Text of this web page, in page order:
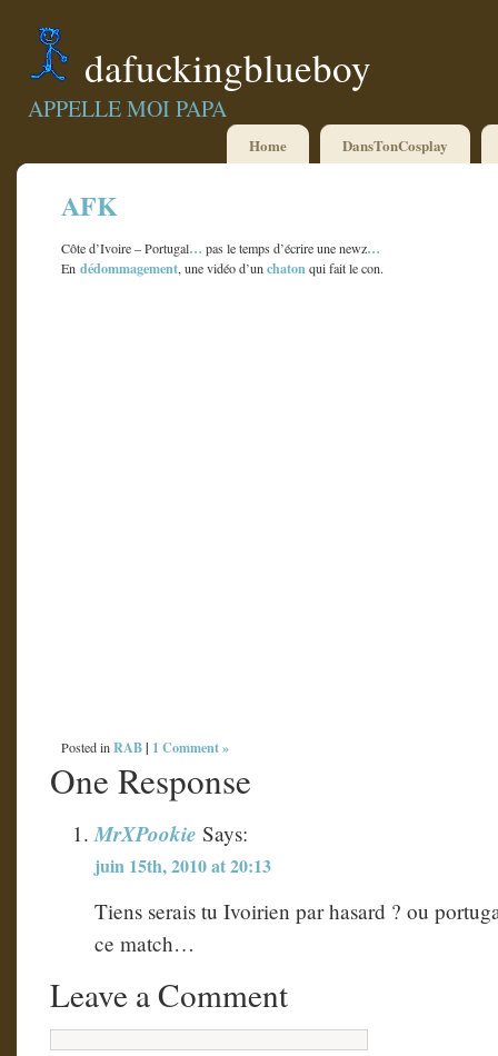
dafuckingblueboy
APPELLE MOI PAPA
Home DansTonCosplay
AFK
Côte d’Ivoire – Portugal… pas le temps d’écrire une newz…
En dédommagement, une vidéo d’unchatonqui fait le con.
Posted inRAB| 1 Comment »
One Response
MrXPookie Says:
juin 15th, 2010 at 20:13
Tiens serais tu Ivoirien par hasard ? ou
ce match…
Leave a Comment